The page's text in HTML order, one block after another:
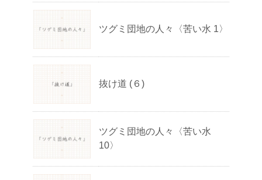
ツグミ団地の人々〈苦い水 1〉
抜け道 (６)
ツグミ団地の人々〈苦い水
10〉